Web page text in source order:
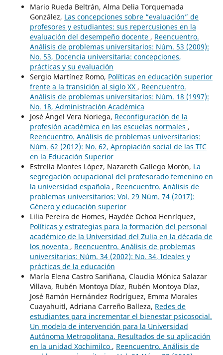
Mario Rueda Beltrán, Alma Delia Torquemada
González, Las concepciones sobre “evaluación” de
profesores y estudiantes: sus repercusiones en la
evaluación del desempeño docente , Reencuentro.
Análisis de problemas universitarios: Núm. 53 (2009):
No. 53, Docencia universitaria: concepciones,
prácticas y su evaluación
Sergio Martínez Romo, Políticas en educación superior
frente a la transición al siglo XX , Reencuentro.
Análisis de problemas universitarios: Núm. 18 (1997):
No. 18, Administración Académica
José Ángel Vera Noriega, Reconfiguración de la
profesión académica en las escuelas normales ,
Reencuentro. Análisis de problemas universitarios:
Núm. 62 (2012): No. 62, Apropiación social de las TIC
en la Educación Superior
Estrella Montes López, Nazareth Gallego Morón, La
segregación ocupacional del profesorado femenino en
la universidad española , Reencuentro. Análisis de
problemas universitarios: Vol. 29 Núm. 74 (2017):
Género y educación superior
Lilia Pereira de Homes, Haydée Ochoa Henríquez,
Políticas y estrategias para la formación del personal
académico de la Universidad del Zulia en la década de
los noventa , Reencuentro. Análisis de problemas
universitarios: Núm. 34 (2002): No. 34, Ideales y
prácticas de la educación
María Elena Castro Sariñana, Claudia Mónica Salazar
Villava, Rubén Montoya Díaz, Rubén Montoya Díaz,
José Ramón Hernández Rodríguez, Emma Morales
Cuayahuitl, Adriana Carreño Balleza, Redes de
estudiantes para incrementar el bienestar psicosocial.
Un modelo de intervención para la Universidad
Autónoma Metropolitana. Resultados de su aplicación
en la unidad Xochimilco , Reencuentro. Análisis de